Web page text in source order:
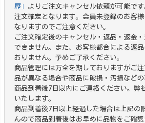
歴」 よりご注文キャンセル依頼が可能で
注文確定となります。会員未登録のお客
なりますのでご注意ください。
ご注文確定後のキャンセル・返品・返金
できません。また、お客様都合による返
おりません。予めご了承ください。
商品管理には万全を期しておりますがご
品が異なる場合や商品に破損・汚損など
商品到着後7日以内にご連絡ください。弊
いたします。
商品到着後7日以上経過した場合は上記の
んので商品到着後はお早めに品物をご確